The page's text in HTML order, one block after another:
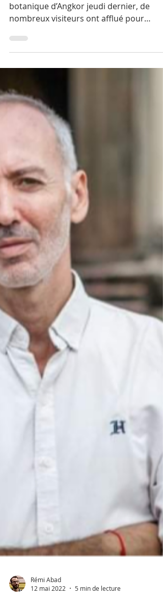
Siem Reap & Tourisme
: Afflux de visiteurs au
Jardin Botanique
d'Angkor
Lors de l’ouverture officielle du Jardin
botanique d’Angkor jeudi dernier, de
nombreux visiteurs ont afflué pour
découvrir cette attraction.